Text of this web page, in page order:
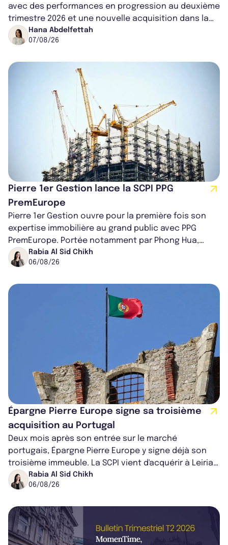
avec des performances en progression au deuxième
trimestre 2026 et une nouvelle acquisition dans la
région de Chicago. Entre hausse de...
Hana Abdelfettah
07/08/26
Pierre 1er Gestion lance la SCPI PPG
PremEurope
Pierre 1er Gestion ouvre pour la première fois son
expertise immobilière au grand public avec PPG
PremEurope. Portée notamment par Phong Hua,
ancien directeur des investissements d...
Rabia Al Sid Chikh
06/08/26
Épargne Pierre Europe signe sa troisième
acquisition au Portugal
Deux mois après son entrée sur le marché
portugais, Épargne Pierre Europe y signe déjà son
troisième immeuble. La SCPI vient d'acquérir à Leiria,
dans le centre du pays, un établis...
Rabia Al Sid Chikh
06/08/26